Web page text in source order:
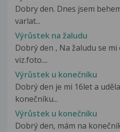
Dobry den. Dnes jsem
varlat...
Výrůstek na žaludu
Dobrý den , Na žaludu se
viz.foto....
Výrůstek u konečníku
Dobrý den je mi 16let a
konečníku...
Výrůstek u konečníku
Dobrý den, mám na